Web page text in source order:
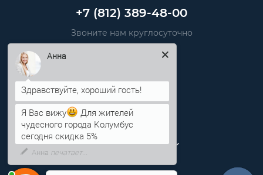
+7 (812) 389-48-00
Звоните нам круглосуточно
info@pkmm.ru
Информация
Категории
Личный кабинет
Здравствуйте, хороший гость!
Я Вас вижу
Для жителей
чудесного города Колумбус
сегодня скидка 5%